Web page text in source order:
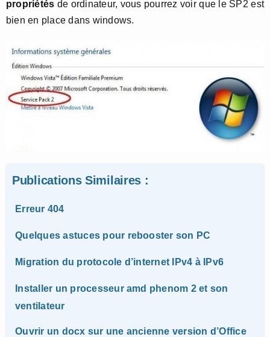
propriétés de ordinateur, vous pourrez voir que le SP2 est
bien en place dans windows.
Publications Similaires :
Erreur 404
Quelques astuces pour rebooster son PC
Migration du protocole d’internet IPv4 à IPv6
Installer un processeur amd phenom 2 et son
ventilateur
Ouvrir un docx sur une ancienne version d’Office